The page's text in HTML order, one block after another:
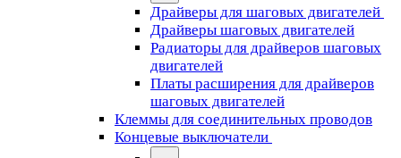
Драйверы для шаговых двигателей
Драйверы шаговых двигателей
Радиаторы для драйверов шаговых
двигателей
Платы расширения для драйверов
шаговых двигателей
Клеммы для соединительных проводов
Концевые выключатели